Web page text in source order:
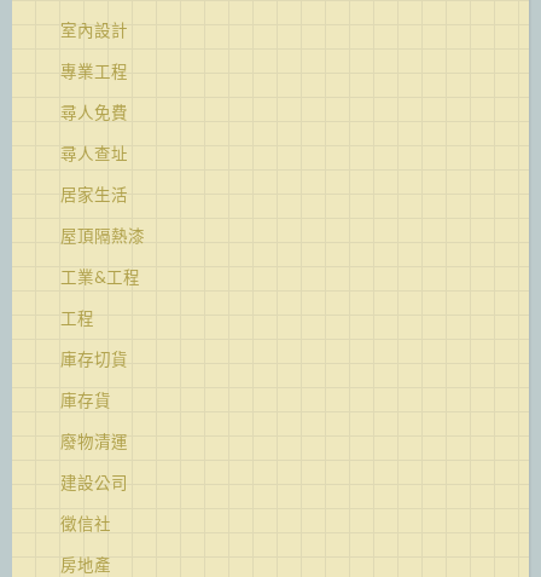
室內設計
專業工程
尋人免費
尋人查址
居家生活
屋頂隔熱漆
工業&工程
工程
庫存切貨
庫存貨
廢物清運
建設公司
徵信社
房地產